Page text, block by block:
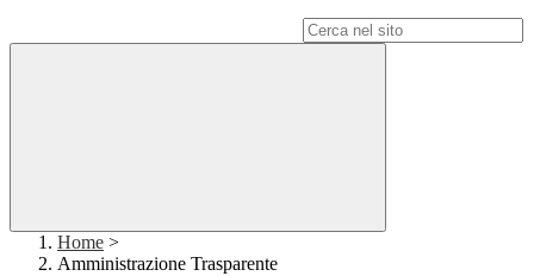
Home >
Amministrazione Trasparente